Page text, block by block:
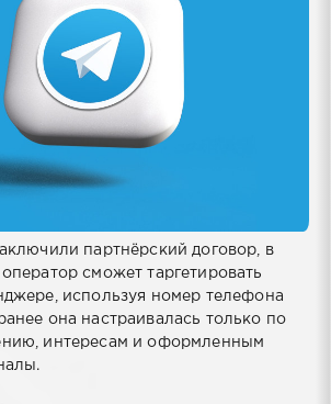
партнёрский договор, в
сможет таргетировать
используя номер телефона
она настраивалась только по
интересам и оформленным